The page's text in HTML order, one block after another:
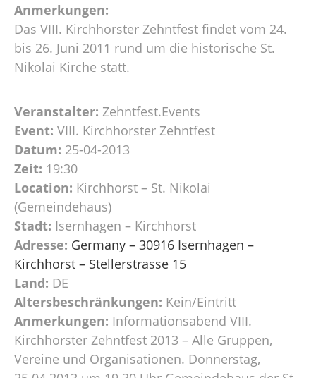
Anmerkungen:
Das VIII. Kirchhorster Zehntfest findet vom 24.
bis 26. Juni 2011 rund um die historische St.
Nikolai Kirche statt.
Veranstalter: Zehntfest.Events
Event: VIII. Kirchhorster Zehntfest
Datum: 25-04-2013
Zeit: 19:30
Location: Kirchhorst – St. Nikolai
(Gemeindehaus)
Stadt: Isernhagen – Kirchhorst
Adresse: Germany – 30916 Isernhagen –
Kirchhorst – Stellerstrasse 15
Land: DE
Altersbeschränkungen: Kein/Eintritt
Anmerkungen: Informationsabend VIII.
Kirchhorster Zehntfest 2013 – Alle Gruppen,
Vereine und Organisationen. Donnerstag,